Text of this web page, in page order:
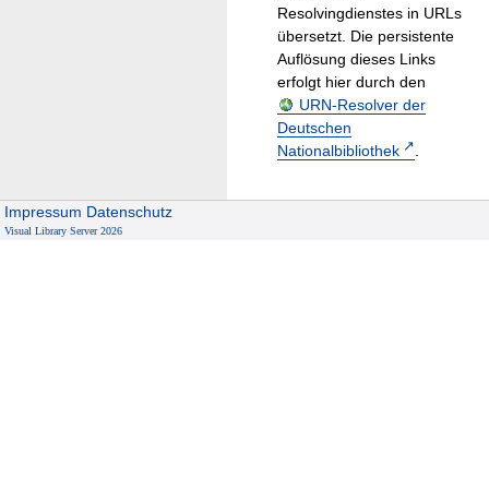
Resolvingdienstes in URLs
übersetzt. Die persistente
Auflösung dieses Links
erfolgt hier durch den
URN-Resolver der
Deutschen
Nationalbibliothek
.
Impressum Datenschutz
Visual Library Server 2026